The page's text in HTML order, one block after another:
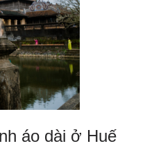
áo dài ở Huế